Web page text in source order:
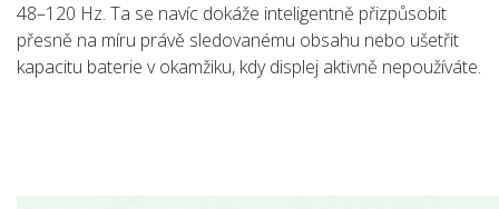
48–120 Hz. Ta se navíc dokáže inteligentně přizpůsobit
přesně na míru právě sledovanému obsahu nebo ušetřit
kapacitu baterie v okamžiku, kdy displej aktivně nepoužíváte.